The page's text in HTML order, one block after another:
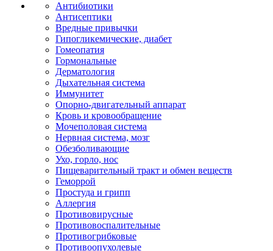
Антибиотики
Антисептики
Вредные привычки
Гипогликемические, диабет
Гомеопатия
Гормональные
Дерматология
Дыхательная система
Иммунитет
Опорно-двигательный аппарат
Кровь и кровообращение
Мочеполовая система
Нервная система, мозг
Обезболивающие
Ухо, горло, нос
Пищеварительный тракт и обмен веществ
Геморрой
Простуда и грипп
Аллергия
Противовирусные
Противовоспалительные
Противогрибковые
Противоопухолевые